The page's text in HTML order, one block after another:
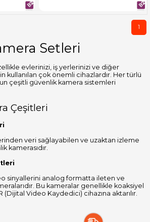
1
Setleri
evlerinizi, iş yerlerinizi ve diğer
kullanılan çok önemli cihazlardır. Her türlü
çeşitli güvenlik kamera sistemleri
Çeşitleri
veri sağlayabilen ve uzaktan izleme
kamerasıdır.
sinyallerini analog formatta ileten ve
Bu kameralar genellikle koaksiyel
Video Kaydedici) cihazına aktarılır.